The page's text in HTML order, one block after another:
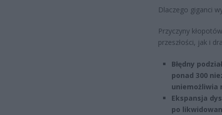
Dlaczego giganci
Przyczyny
przeszłości, jak i
Błędny
ponad 300
uniemożliwia
Ekspansja
po